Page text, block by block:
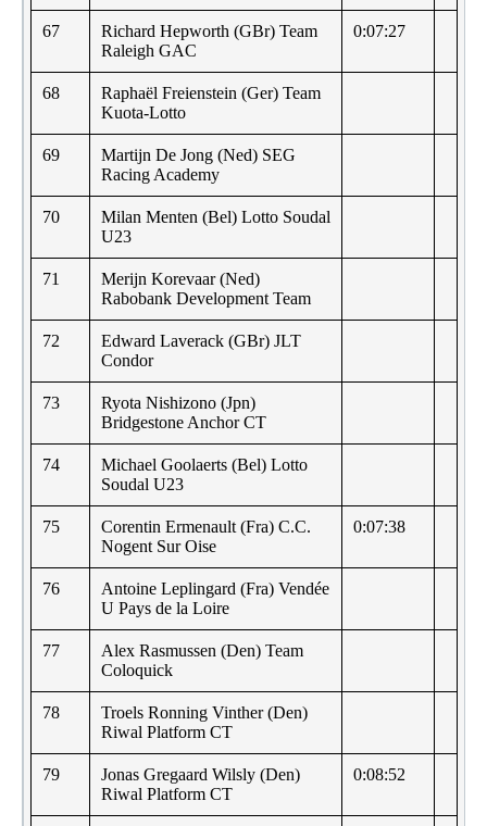
67
Richard Hepworth (GBr) Team
Raleigh GAC
0:07:27
68
Raphaël Freienstein (Ger) Team
Kuota-Lotto
69
Martijn De Jong (Ned) SEG
Racing Academy
70
Milan Menten (Bel) Lotto Soudal
U23
71
Merijn Korevaar (Ned)
Rabobank Development Team
72
Edward Laverack (GBr) JLT
Condor
73
Ryota Nishizono (Jpn)
Bridgestone Anchor CT
74
Michael Goolaerts (Bel) Lotto
Soudal U23
75
Corentin Ermenault (Fra) C.C.
Nogent Sur Oise
0:07:38
76
Antoine Leplingard (Fra) Vendée
U Pays de la Loire
77
Alex Rasmussen (Den) Team
Coloquick
78
Troels Ronning Vinther (Den)
Riwal Platform CT
79
Jonas Gregaard Wilsly (Den)
Riwal Platform CT
0:08:52